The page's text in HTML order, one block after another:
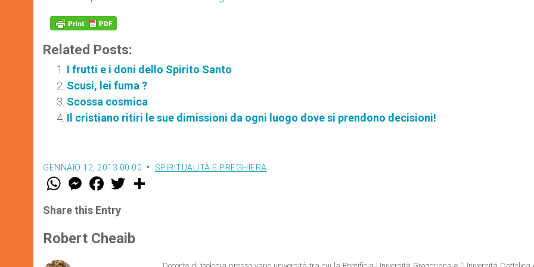
Related Posts:
I frutti e i doni dello Spirito Santo
Scusi, lei fuma ?
Scossa cosmica
Il cristiano ritiri le sue dimissioni da ogni luogo dove si prendono decisioni!
GENNAIO 12, 2013 00:00 SPIRITUALITÀ E PREGHIERA
W
t
s
p
p
M
e
s
e
g
e
F
a
e
b
o
k
w
r
Share this Entry
Robert Cheaib